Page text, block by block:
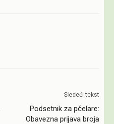
Sledeći tekst
Podsetnik za pčelare:
Obavezna prijava broja